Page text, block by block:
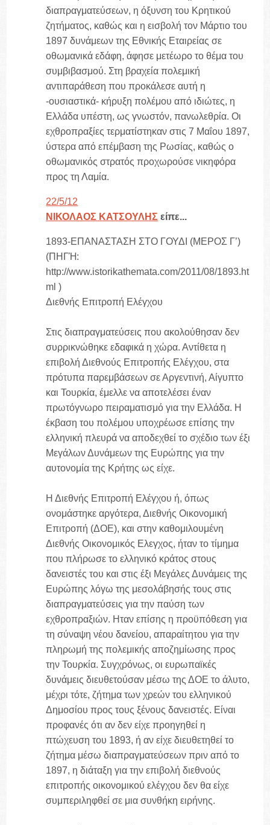
διαπραγματεύσεων, η όξυνση του Κρητικού
ζητήματος, καθώς και η εισβολή τον Μάρτιο του
1897 δυνάμεων της Εθνικής Εταιρείας σε
οθωμανικά εδάφη, άφησε μετέωρο το θέμα του
συμβιβασμού. Στη βραχεία πολεμική
αντιπαράθεση που προκάλεσε αυτή η
-ουσιαστικά- κήρυξη πολέμου από ιδιώτες, η
Ελλάδα υπέστη, ως γνωστόν, πανωλεθρία. Οι
εχθροπραξίες τερματίστηκαν στις 7 Μαΐου 1897,
ύστερα από επέμβαση της Ρωσίας, καθώς ο
οθωμανικός στρατός προχωρούσε νικηφόρα
προς τη Λαμία.
22/5/12
ΝΙΚΟΛΑΟΣ ΚΑΤΣΟΥΛΗΣ είπε...
1893-ΕΠΑΝΑΣΤΑΣΗ ΣΤΟ ΓΟΥΔΙ (ΜΕΡΟΣ Γ’)
(ΠΗΓΉ:
http://www.istorikathemata.com/2011/08/1893.ht
ml )
Διεθνής Επιτροπή Ελέγχου
Στις διαπραγματεύσεις που ακολούθησαν δεν
συρρικνώθηκε εδαφικά η χώρα. Αντίθετα η
επιβολή Διεθνούς Επιτροπής Ελέγχου, στα
πρότυπα παρεμβάσεων σε Αργεντινή, Αίγυπτο
και Τουρκία, έμελλε να αποτελέσει έναν
πρωτόγνωρο πειραματισμό για την Ελλάδα. Η
έκβαση του πολέμου υποχρέωσε επίσης την
ελληνική πλευρά να αποδεχθεί το σχέδιο των έξι
Μεγάλων Δυνάμεων της Ευρώπης για την
αυτονομία της Κρήτης ως είχε.
Η Διεθνής Επιτροπή Ελέγχου ή, όπως
ονομάστηκε αργότερα, Διεθνής Οικονομική
Επιτροπή (ΔΟΕ), και στην καθομιλουμένη
Διεθνής Οικονομικός Ελεγχος, ήταν το τίμημα
που πλήρωσε το ελληνικό κράτος στους
δανειστές του και στις έξι Μεγάλες Δυνάμεις της
Ευρώπης λόγω της μεσολάβησής τους στις
διαπραγματεύσεις για την παύση των
εχθροπραξιών. Ηταν επίσης η προϋπόθεση για
τη σύναψη νέου δανείου, απαραίτητου για την
πληρωμή της πολεμικής αποζημίωσης προς
την Τουρκία. Συγχρόνως, οι ευρωπαϊκές
δυνάμεις διευθετούσαν μέσω της ΔΟΕ το άλυτο,
μέχρι τότε, ζήτημα των χρεών του ελληνικού
Δημοσίου προς τους ξένους δανειστές. Είναι
προφανές ότι αν δεν είχε προηγηθεί η
πτώχευση του 1893, ή αν είχε διευθετηθεί το
ζήτημα μέσω διαπραγματεύσεων πριν από το
1897, η διάταξη για την επιβολή διεθνούς
επιτροπής οικονομικού ελέγχου δεν θα είχε
συμπεριληφθεί σε μια συνθήκη ειρήνης.